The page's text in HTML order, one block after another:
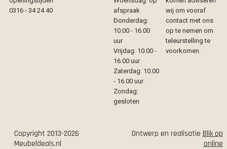
0316 - 34 24 40
afspraak
Donderdag:
10.00 - 16.00
uur
Vrijdag: 10.00 -
16.00 uur
Zaterdag: 10.00
- 16.00 uur
Zondag:
gesloten
wij om vooraf
contact met ons
op te nemen om
teleurstelling te
voorkomen.
Copyright 2013-2026
Meubeldeals.nl
Ontwerp en realisatie Blik op
online